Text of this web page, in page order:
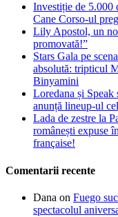
Investiție de 5.000
Cane Corso-ul
Lily Apostol, un
promovată!”
Stars Gala pe
absolută: tripticul
Binyamini
Loredana și Speak
anunță lineup-ul
Lada de zestre la
românești expuse
française!
Comentarii recente
Dana on Fuego
spectacolul